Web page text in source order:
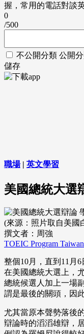
握，常用的電話對談
0
/500
不公開分類 公開
儲存
職場| 英文學習
美國總統大選
(來源：照片取自美國
撰文者：周強
TOEIC Program
整個10月，直到 11月 6
在美國總統大選上，
總統候選人加上一場
謂是最後的關頭，因
尤其當原本聲勢落後
辯論時的滔滔雄辯，